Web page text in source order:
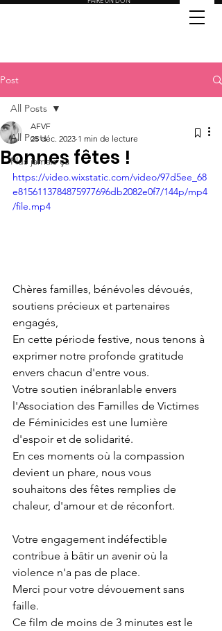
Post
All Posts
Plus jamais ça
All Posts
Bonnes fêtes !
AFVF
25 déc. 2023 1 min de lecture
https://video.wixstatic.com/video/97d5ee_68
e8156113784875977696db2082e0f7/144p/mp4
/file.mp4
Chères familles, bénévoles dévoués,
soutiens précieux et partenaires
engagés,
En cette période festive, nous tenons à
exprimer notre profonde gratitude
envers chacun d'entre vous.
Votre soutien inébranlable envers
l'Association des Familles de Victimes
de Féminicides est une lumière
d'espoir et de solidarité.
En ces moments où la compassion
devient un phare, nous vous
souhaitons des fêtes remplies de
chaleur, d'amour et de réconfort.
Votre engagement indéfectible
contribue à bâtir un avenir où la
violence n'a pas de place.
Merci pour votre dévouement sans
faille.
Ce film de moins de 3 minutes est le